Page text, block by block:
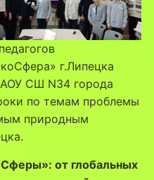
г.Липецка
СШ N34 города
по темам проблемы
природным
от глобальных